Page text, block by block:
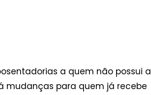
a quem não possui a
mudanças para quem já recebe